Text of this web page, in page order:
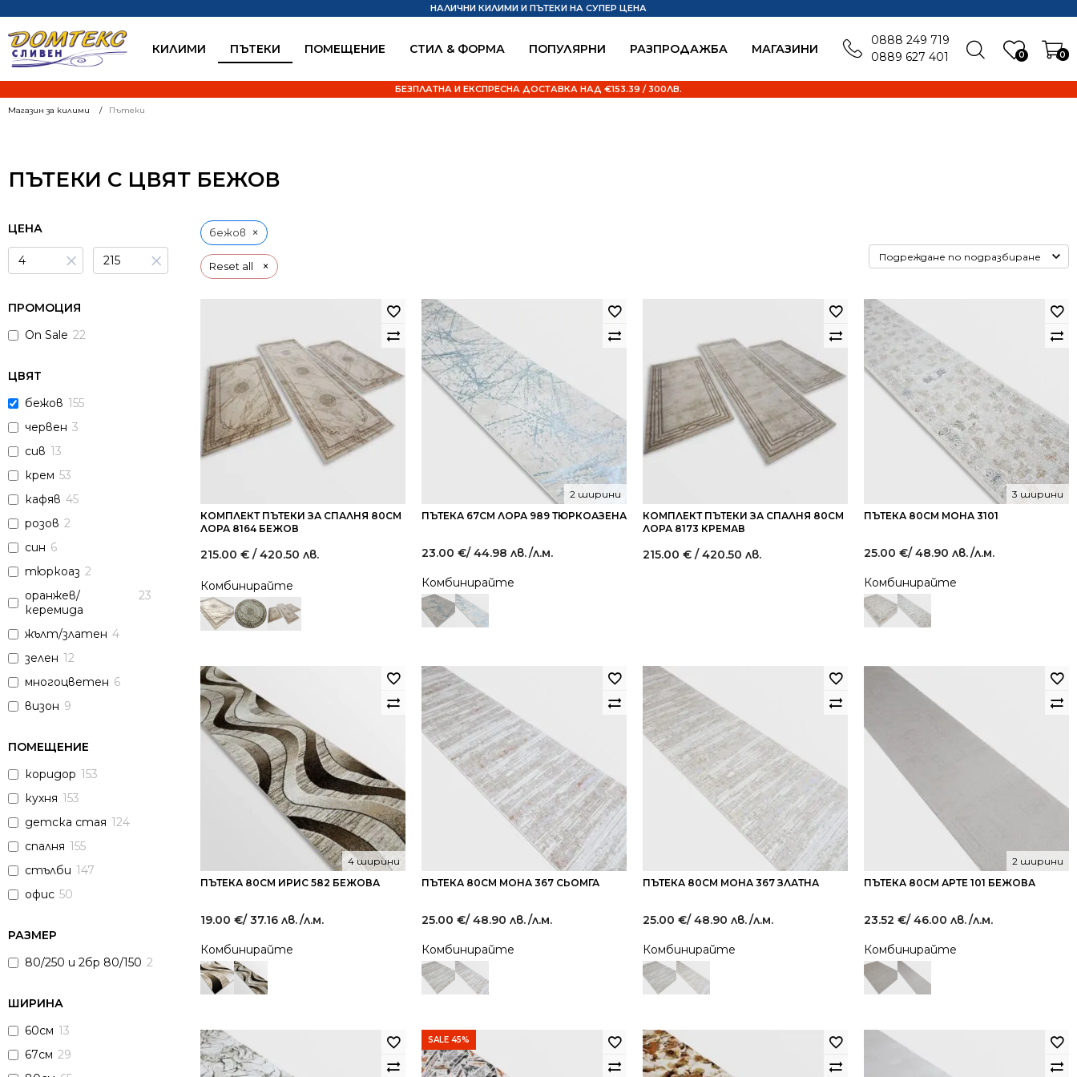
КИЛИМИ ПЪТЕКИ ПОМЕЩЕНИЕ СТИЛ & ФОРМА ПОПУЛЯРНИ РАЗПРОДАЖБА MАГАЗИНИ 0 0
НАЛИЧНИ КИЛИМИ И ПЪТЕКИ НА СУПЕР ЦЕНА
БЕЗПЛАТНА И ЕКСПРЕСНА ДОСТАВКА НАД €153.39 / 300ЛВ.
0888 249 719
0889 627 401
Магазин за килими Пътеки
ПЪТЕКИ С ЦВЯТ БЕЖОВ
ЦЕНА
× ×
ПРОМОЦИЯ
On Sale 22
ЦВЯТ
бежов 155
червен 3
сив 13
крем 53
кафяв 45
розов 2
син 6
тюркоаз 2
оранжев/
керемида
23
жълт/златен 4
зелен 12
многоцветен 6
визон 9
ПОМЕЩЕНИЕ
коридор 153
кухня 153
детска стая 124
спалня 155
стълби 147
офис 50
РАЗМЕР
80/250 и 2бр 80/150 2
ШИРИНА
60см 13
67см 29
Reset all ×
бежов ×
КОМПЛЕКТ ПЪТЕКИ ЗА СПАЛНЯ 80СМ
ЛОРА 8164 БЕЖОВ
215.00 € / 420.50 лв.
Комбинирайте
ПЪТЕКА 67СМ ЛОРА 989 ТЮРКОАЗЕНА
2 ширини
23.00 €/ 44.98 лв./л.м.
Комбинирайте
КОМПЛЕКТ ПЪТЕКИ ЗА СПАЛНЯ 80СМ
ЛОРА 8173 КРЕМАВ
215.00 € / 420.50 лв.
ПЪТЕКА 80СМ МОНА 3101
3 ширини
25.00 €/ 48.90 лв./л.м.
Комбинирайте
ПЪТЕКА 80СМ ИРИС 582 БЕЖОВА
4 ширини
19.00 €/ 37.16 лв./л.м.
Комбинирайте
ПЪТЕКА 80СМ МОНА 367 СЬОМГА
25.00 €/ 48.90 лв./л.м.
Комбинирайте
ПЪТЕКА 80СМ МОНА 367 ЗЛАТНА
25.00 €/ 48.90 лв./л.м.
Комбинирайте
ПЪТЕКА 80СМ АРТЕ 101 БЕЖОВА
2 ширини
23.52 €/ 46.00 лв./л.м.
Комбинирайте
SALE 45%